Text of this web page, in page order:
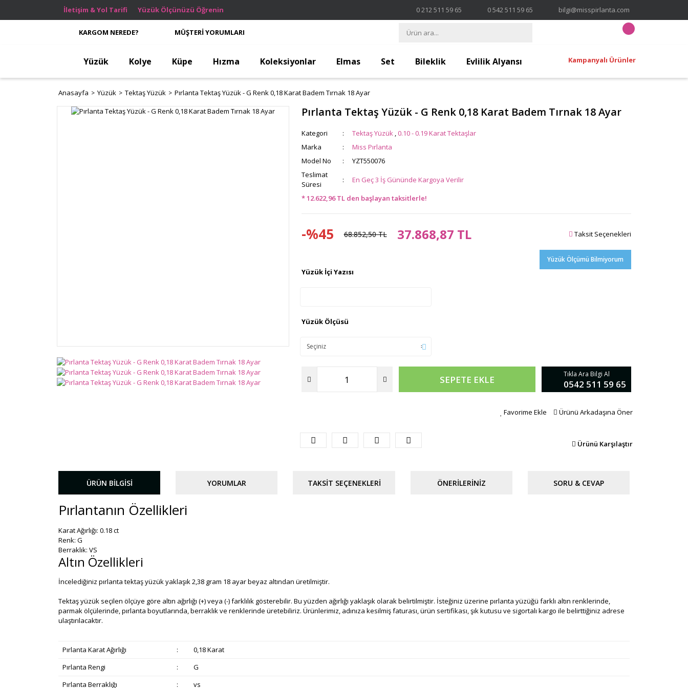
İletişim & Yol Tarifi Yüzük Ölçünüzü Öğrenin 0 212 511 59 65 0 542 511 59 65 bilgi@misspirlanta.com
KARGOM NEREDE? MÜŞTERİ YORUMLARI
Yüzük Kolye Küpe Hızma Koleksiyonlar Elmas Set Bileklik Evlilik Alyansı Kampanyalı Ürünler
Anasayfa Yüzük Tektaş Yüzük Pırlanta Tektaş Yüzük - G Renk 0,18 Karat Badem Tırnak 18 Ayar
Pırlanta Tektaş Yüzük - G Renk 0,18 Karat Badem Tırnak 18 Ayar
Kategori Tektaş Yüzük ,0.10 - 0.19 Karat Tektaşlar
Marka
Miss Pırlanta
Model No
YZT550076
Teslimat
Süresi
En Geç 3 İş Gününde Kargoya Verilir
* 12.622,96 TL den başlayan taksitlerle!
-%45 68.852,50 TL 37.868,87 TL Taksit Seçenekleri
Yüzük Ölçümü Bilmiyorum
Yüzük İçi Yazısı
Yüzük Ölçüsü
SEPETE EKLE Tıkla Ara Bilgi Al
0542 511 59 65
Favorime Ekle Ürünü Arkadaşına Öner
Ürünü Karşılaştır
ÜRÜN BILGISI YORUMLAR TAKSIT SEÇENEKLERI ÖNERILERINIZ SORU & CEVAP
Pırlantanın Özellikleri
Karat Ağırlığı: 0.18 ct
Renk: G
Berraklık: VS
Altın Özellikleri
İncelediğiniz pırlanta tektaş yüzük yaklaşık 2,38 gram 18 ayar beyaz altından üretilmiştir.
Tektaş yüzük seçilen ölçüye göre altın ağırlığı (+) veya (-) farklılık gösterebilir. Bu yüzden ağırlığı yaklaşık olarak belirtilmiştir. İsteğiniz üzerine pırlanta yüzüğü farklı altın renklerinde,
parmak ölçülerinde, pırlanta boyutlarında, berraklık ve renklerinde üretebiliriz. Ürünlerimiz, adınıza kesilmiş faturası, ürün sertifikası, şık kutusu ve sigortalı kargo ile belirttiğiniz adrese
ulaştırılacaktır.
Pırlanta Karat Ağırlığı :
0,18 Karat
Pırlanta Rengi
:
G
Pırlanta Berraklığı
:
vs